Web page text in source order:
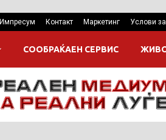
Импресум Контакт Маркетинг Услови
СООБРАЌАЕН СЕРВИС